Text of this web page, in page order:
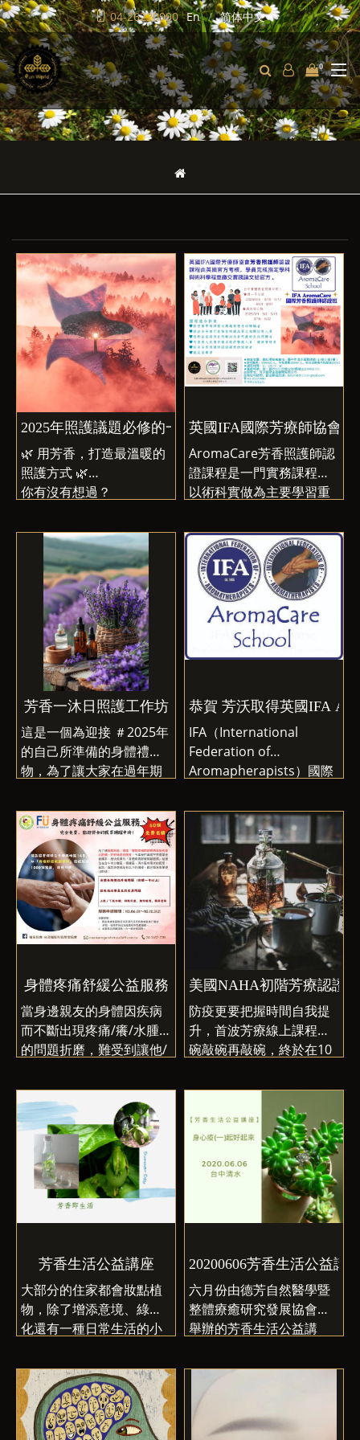
04-26220990 En 简体中文
0
2025年照護議題必修的一門芳香認證課
🌿 用芳香，打造最溫暖的
照護方式 🌿
你有沒有想過？
氣味與觸碰，可以成為最
溫柔的溝通方式。
💛 IFA國際芳療師協會
AromaCare芳香照護師認
證課程 💛
讓你學習如何運用精油、
植物油、純露，為無法接
受全身按摩的人，提供另
一種照護選擇——芳香撫
觸與精油嗅吸。
🍃 芳香撫觸——用溫柔的
雙手，帶來安全感與放鬆
🍃 精油嗅吸——讓氣味直
達大腦，撫平焦慮，安定
🍃 芳香元素應用——結合
芳療與實作，讓照護更有
層次
這不只是學習一門專業，
更是一場自我探索的旅
程。
在照護他人的同時，也學
英國IFA國際芳療師協會
AromaCare芳香照護師認
證課程是一門實務課程，
以術科實做為主要學習重
素於生活護理的專業與非
專業人士均可加入學習行
列，本認證課程由英國IFA
官方親自考核。芳沃於課
程結束後均提供學員實習
場域讓您可以落實應用。
芳香一沐日照護工作坊
這是一個為迎接 ＃2025年
的自己所準備的身體禮
物，為了讓大家在過年期
雞配啤酒還能保有頭好壯
壯的健康身體，特別邀請
芳療圈知名肢體工作者-芳
療職人Susan老師，結合
中西式肢體療法帶領我們
一起做工，歡迎大家一起
來玩耍！
恭賀 芳沃取得英國IFA
IFA（International
Federation of
Aromapherapists）國際
療法在英國的第一個也是
最重要的管理機構，成立
於1985 年。IFA 與世界各
地的多個政府衛生委員會
合作，積極參與提高補充
和替代醫學 (CAM) 領域的
學術標準並影響政策。 IFA
率先在 NHS 中使用芳香療
法，第一個總部設在皇家
共濟會醫院。IFA也是全球
最大的芳療師權威機構，
目前活躍於73個國家。IFA
的成立主要是為了保護公
眾。我們的目標是透過教
業知識，以維護健康和福
祉。IFA透過提供監管、指
導、建議和培訓來做到這
一點。目標是盡可能廣泛
地教育大眾，以便他們可
以就自己的醫療保健做出
身體疼痛舒緩公益服務
當身邊親友的身體因疾病
而不斷出現疼痛/癢/水腫
的問題折磨，難受到讓他/
鬱，除了在旁感到不捨與
陪伴，我們還能再為他/她
做些什麼？歡迎有需要的
家庭提出申請，服務申請
期間自113.06.01-
113.12.31止
美國NAHA初階芳療認證
防疫更要把握時間自我提
升，首波芳療線上課程敲
碗敲碗再敲碗，終於在10
課程但還沒報名的朋友手
芳香生活公益講座
大部分的住家都會妝點植
物，除了增添意境、綠美
化還有一種日常生活的小
嗎？想要來點不一樣的體
驗嗎？第一次，芳香生活
公益講座即將在清水小鎮
跟大家分享哦～
20200606芳香生活公益講
六月份由德芳自然醫學暨
整體療癒研究發展協會所
舉辦的芳香生活公益講